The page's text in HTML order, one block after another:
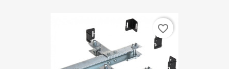
favorite_border